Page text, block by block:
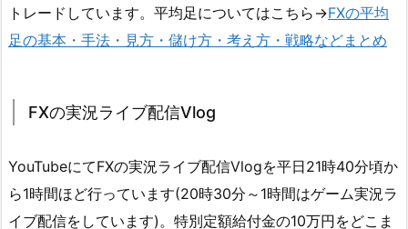
トレードしています。平均足についてはこちら→FXの平均
足の基本・手法・見方・儲け方・考え方・戦略などまとめ
FXの実況ライブ配信Vlog
YouTubeにてFXの実況ライブ配信Vlogを平日21時40分頃か
ら1時間ほど行っています(20時30分～1時間はゲーム実況ラ
イブ配信をしています)。特別定額給付金の10万円をどこま